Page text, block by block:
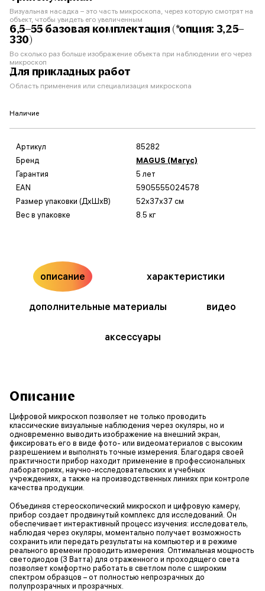
Визуальная насадка – это часть микроскопа, через которую смотрят на
объект, чтобы увидеть его увеличенным
6,5–55 базовая комплектация (*опция: 3,25–
330)
Во сколько раз больше изображение объекта при наблюдении его через
микроскоп
Для прикладных работ
Область применения или специализация микроскопа
Наличие
Артикул
85282
Бренд
MAGUS (Магус)
Гарантия
5 лет
EAN
5905555024578
Размер упаковки (ДxШxВ)
52x37x37 см
Вес в упаковке
8.5 кг
описание характеристики
дополнительные материалы видео
аксессуары
Описание
Цифровой микроскоп позволяет не только проводить
классические визуальные наблюдения через окуляры, но и
одновременно выводить изображение на внешний экран,
фиксировать его в виде фото- или видеоматериалов с высоким
разрешением и выполнять точные измерения. Благодаря своей
практичности прибор находит применение в профессиональных
лабораториях, научно-исследовательских и учебных
учреждениях, а также на производственных линиях при контроле
качества продукции.
Объединяя стереоскопический микроскоп и цифровую камеру,
прибор создает продвинутый комплекс для исследований. Он
обеспечивает интерактивный процесс изучения: исследователь,
наблюдая через окуляры, моментально получает возможность
сохранить или передать результаты на компьютер и в режиме
реального времени проводить измерения. Оптимальная мощность
светодиодов (3 Ватта) для отраженного и проходящего света
позволяет комфортно работать в светлом поле с широким
спектром образцов – от полностью непрозрачных до
полупрозрачных и прозрачных.